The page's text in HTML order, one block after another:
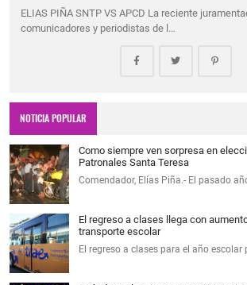
ELIAS PIÑA SNTP VS APCD La reciente
comunicadores y periodistas de l…
NOTICIA POPULAR
Como siempre ven sorpresa en
Patronales Santa Teresa
Comendador, Elías Piña.- El pasado
El regreso a clases llega con
transporte escolar
El regreso a clases para el año